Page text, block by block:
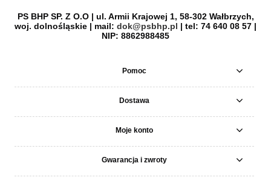
PS BHP SP. Z O.O | ul. Armii Krajowej 1, 58-302 Wałbrzych,
woj. dolnośląskie | mail: dok@psbhp.pl | tel: 74 640 08 57 |
NIP: 8862988485
Pomoc
Dostawa
Moje konto
Gwarancja i zwroty